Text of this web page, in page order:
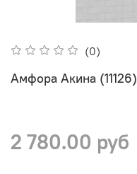
(0)
Амфора Акина (11126)
2 780.00 руб